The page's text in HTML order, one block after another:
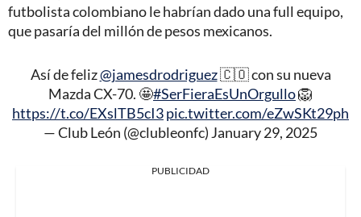
futbolista colombiano le habrían dado una full equipo,
que pasaría del millón de pesos mexicanos.
Así de feliz@jamesdrodriguez🇨🇴 con su nueva
Mazda CX-70. 🤩#SerFieraEsUnOrgullo🦁
https://t.co/EXslTB5cI3pic.twitter.com/eZwSKt29ph
— Club León (@clubleonfc) January 29, 2025
PUBLICIDAD